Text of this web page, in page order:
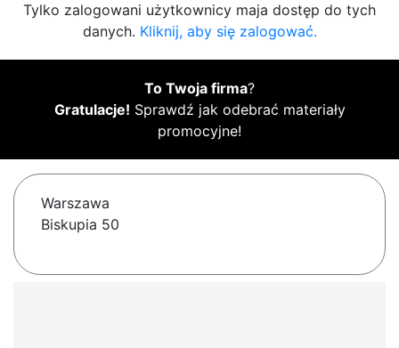
Tylko zalogowani użytkownicy maja dostęp do tych
danych. Kliknij, aby się zalogować.
To Twoja firma?
Gratulacje! Sprawdź jak odebrać materiały
promocyjne!
Warszawa
Biskupia 50